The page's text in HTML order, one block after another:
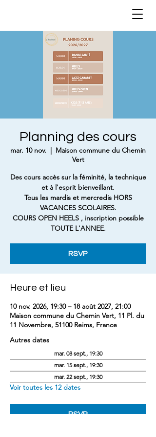
Planning des cours
mar. 10 nov.
  |
Maison commune du Chemin
Vert
Des cours accès sur la féminité, la technique
et à l'esprit bienveillant.
Tous les mardis et mercredis HORS
VACANCES SCOLAIRES.
COURS OPEN HEELS , inscription possible
TOUTE L'ANNEE.
RSVP
Heure et lieu
10 nov. 2026, 19:30 – 18 août 2027, 21:00
Maison commune du Chemin Vert, 11 Pl. du
11 Novembre, 51100 Reims, France
Autres dates
mar. 08 sept., 19:30
mar. 15 sept., 19:30
mar. 22 sept., 19:30
Voir toutes les 12 dates
RSVP